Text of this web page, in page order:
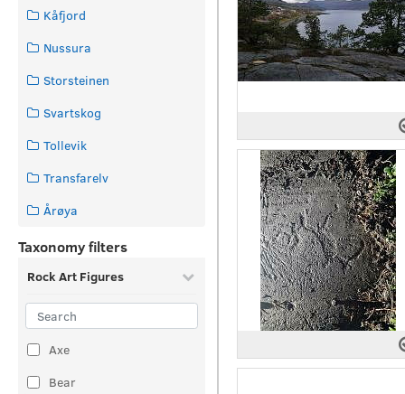
Kåfjord
Nussura
Storsteinen
Svartskog
Tollevik
Transfarelv
Årøya
Taxonomy filters
Rock Art Figures
Axe
Bear